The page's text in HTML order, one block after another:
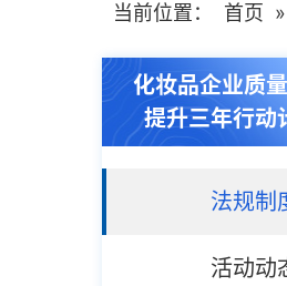
当前位置： 首页 »
化妆品企业质
提升三年行动
法规制
活动动